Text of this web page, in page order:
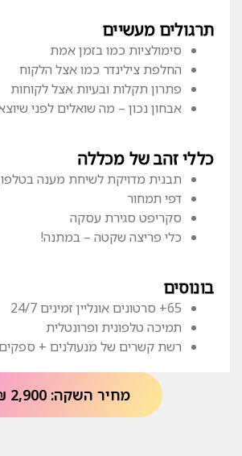
תרגולים מעשיים
סימולציות כמו בזמן אמת
החלפת צילינדר כמו אצל הלקוח
פתרון תקלות ובעיות אצל לקוחות
אבחון נכון – מה שואלים לפני
כללי זהב של מכללה
תבנית מדויקת לשיחת מענה
דפי תמחור
סקריפט סגירת עסקה
כלי פריצה שקטה – במתנה!
בונוסים
65+ סרטונים אונליין זמינים 24/7
תמיכה טלפונית ופרונטלית
רשת קשרים של מנעולנים +
מחיר השקה: 2,900 ₪